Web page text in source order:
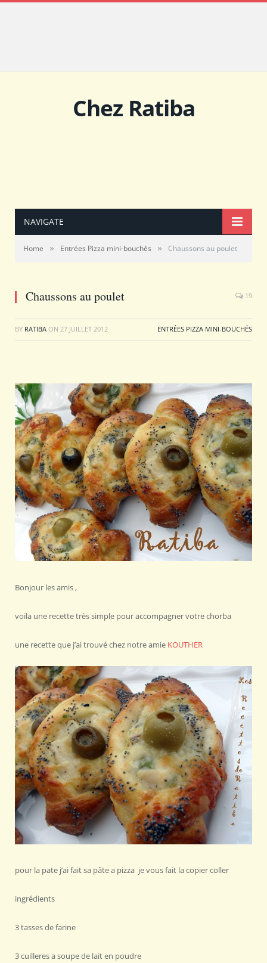
Chez Ratiba
NAVIGATE
Home » Entrées Pizza mini-bouchés » Chaussons au poulet
Chaussons au poulet 19
BY RATIBA ON 27 JUILLET 2012 ENTRÉES PIZZA MINI-BOUCHÉS
Bonjour les amis ,
voila une recette très simple pour accompagner votre chorba
une recette que j’ai trouvé chez notre amie KOUTHER
pour la pate j’ai fait sa pâte a pizza je vous fait la copier coller
ingrédients
3 tasses de farine
3 cuilleres a soupe de lait en poudre